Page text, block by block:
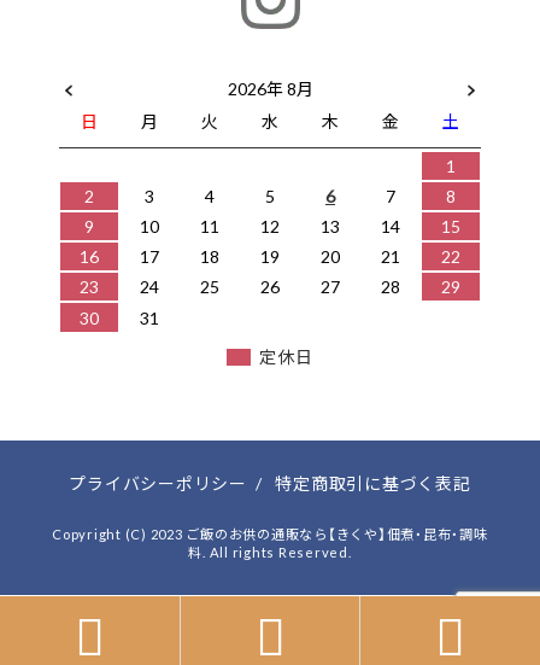
2026年 8月
日
月 火 水 木 金
土
1
2
3 4 5 6 7
8
9
10 11 12 13 14
15
16
17 18 19 20 21
22
23
24 25 26 27 28
29
30
31
定休日
プライバシーポリシー / 特定商取引に基づく表記
Copyright (C) 2023 ご飯のお供の通販なら【きくや】佃煮・昆布・調味
料. All rights Reserved.
  